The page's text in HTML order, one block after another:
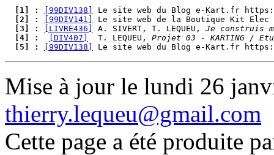
  [1] :
[99DIV138]
  [2] :
[99DIV141]
  [3] :
[LIVRE436] A. SIVERT, T. LEQUEU, Je construis
  [4] :
[DIV407]
  T. LEQUEU,
Projet 03 - KARTING /
  [5] :
[99DIV138]
Mise à jour le lundi 26
thierry.lequeu@gmail.com
Cette page a été produite